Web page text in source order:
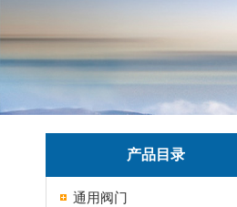
产品目录
通用阀门